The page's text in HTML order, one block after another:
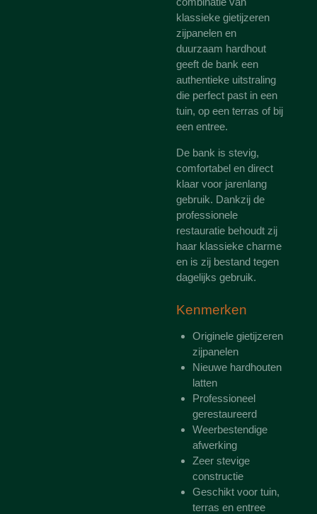
klassieke gietijzeren
zijpanelen en
duurzaam hardhout
geeft de bank een
authentieke uitstraling
die perfect past in een
tuin, op een terras of bij
een entree.
De bank is stevig,
comfortabel en direct
klaar voor jarenlang
gebruik. Dankzij de
professionele
restauratie behoudt zij
haar klassieke charme
en is zij bestand tegen
dagelijks gebruik.
Kenmerken
Originele gietijzeren
zijpanelen
Nieuwe hardhouten
latten
Professioneel
gerestaureerd
Weerbestendige
afwerking
Zeer stevige
constructie
Geschikt voor tuin,
terras en entree